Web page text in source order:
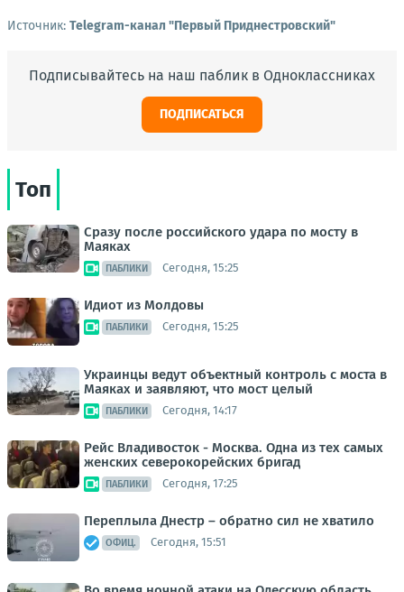
Источник: Telegram-канал "Первый Приднестровский"
Подписывайтесь на наш паблик в Одноклассниках
ПОДПИСАТЬСЯ
Топ
Сразу после российского удара по мосту в
Маяках
ПАБЛИКИ Сегодня, 15:25
Идиот из Молдовы
ПАБЛИКИ Сегодня, 15:25
Украинцы ведут объектный контроль с моста в
Маяках и заявляют, что мост целый
ПАБЛИКИ Сегодня, 14:17
Рейс Владивосток - Москва. Одна из тех самых
женских северокорейских бригад
ПАБЛИКИ Сегодня, 17:25
Переплыла Днестр – обратно сил не хватило
ОФИЦ. Сегодня, 15:51